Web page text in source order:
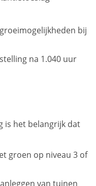
bij
na 1.040 uur
is het belangrijk dat
groen op niveau 3 of
van tuinen